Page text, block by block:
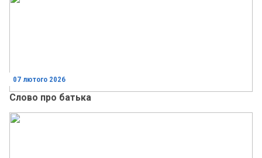
07 лютого 2026
Слово про батька